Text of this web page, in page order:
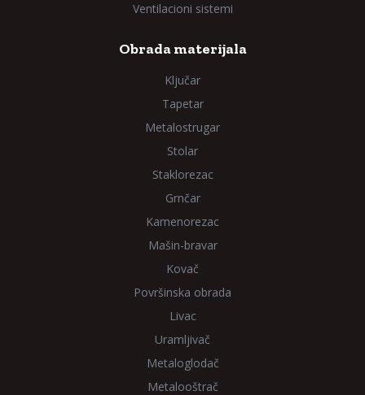
Ventilacioni sistemi
Obrada materijala
Ključar
Tapetar
Metalostrugar
Stolar
Staklorezac
Grnčar
Kamenorezac
Mašin-bravar
Kovač
Površinska obrada
Livac
Uramljivač
Metaloglodač
Metalooštrač